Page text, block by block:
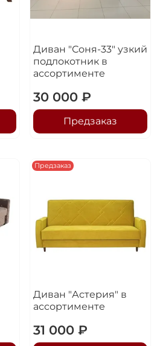
Диван "Соня-33" узкий
подлокотник в
ассортименте
30 000 ₽
Предзаказ
Предзаказ
Диван "Астерия" в
ассортименте
31 000 ₽